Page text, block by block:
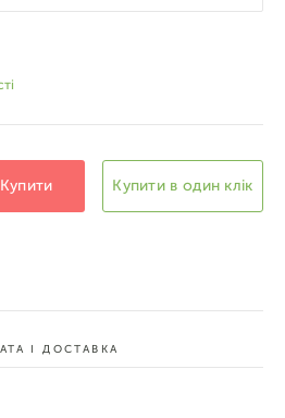
Купити Купити в один клік
І ДОСТАВКА